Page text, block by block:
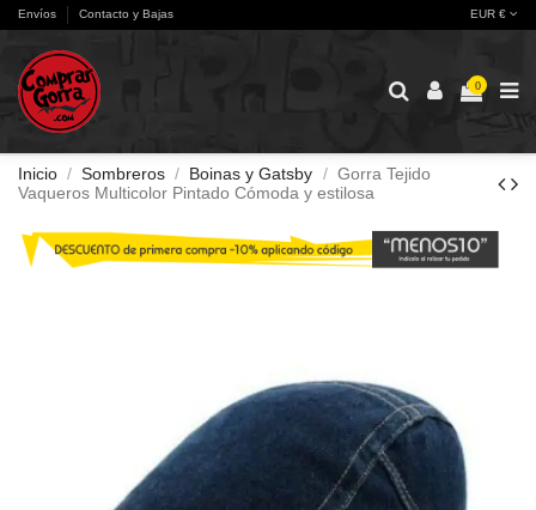
Envíos Contacto y Bajas EUR €
0
Inicio Sombreros Boinas y Gatsby
Gorra Tejido
Vaqueros Multicolor Pintado Cómoda y estilosa